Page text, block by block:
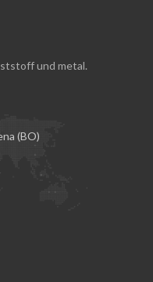
und metal.
(BO)